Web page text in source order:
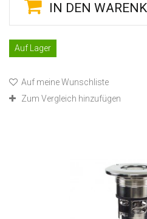
IN DEN
Auf Lager
Auf meine Wunschliste
Zum Vergleich hinzufügen